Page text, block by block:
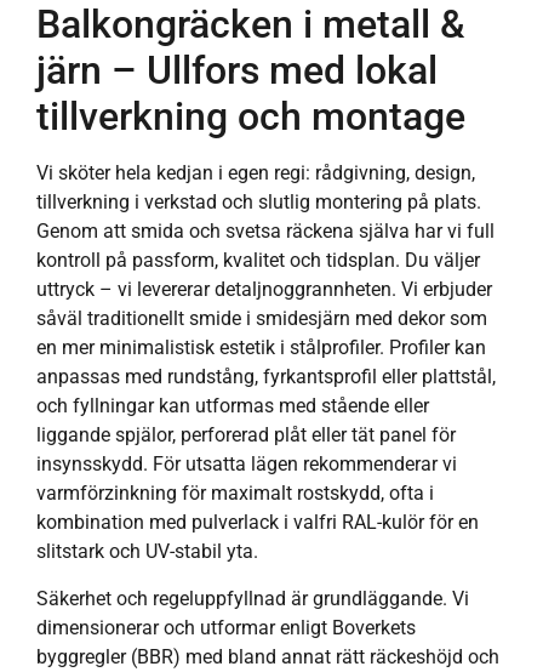
Balkongräcken i metall &
järn – Ullfors med lokal
tillverkning och montage
Vi sköter hela kedjan i egen regi: rådgivning, design,
tillverkning i verkstad och slutlig montering på plats.
Genom att smida och svetsa räckena själva har vi full
kontroll på passform, kvalitet och tidsplan. Du väljer
uttryck – vi levererar detaljnoggrannheten. Vi erbjuder
såväl traditionellt smide i smidesjärn med dekor som
en mer minimalistisk estetik i stålprofiler. Profiler kan
anpassas med rundstång, fyrkantsprofil eller plattstål,
och fyllningar kan utformas med stående eller
liggande spjälor, perforerad plåt eller tät panel för
insynsskydd. För utsatta lägen rekommenderar vi
varmförzinkning för maximalt rostskydd, ofta i
kombination med pulverlack i valfri RAL-kulör för en
slitstark och UV-stabil yta.
Säkerhet och regeluppfyllnad är grundläggande. Vi
dimensionerar och utformar enligt Boverkets
byggregler (BBR) med bland annat rätt räckeshöjd och